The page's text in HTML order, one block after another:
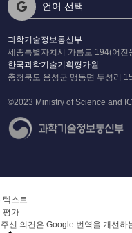
언어 선택
과학기술정보통신부
세종특별자치시 가름로 194(어진
한국과학기술기획평가원
충청북도 음성군 맹동면 두성리
©2023 Ministry of Science and
텍스트
평가
신 의견은 Google 번역을 개선하